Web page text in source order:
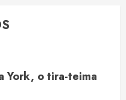
York, o tira-teima